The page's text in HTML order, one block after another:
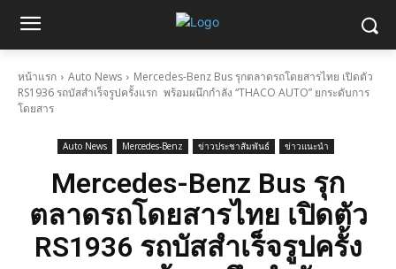
หน้าแรก Auto News
Mercedes-Benz Bus รุกตลาดรถโดยสารไทย เปิดตัว
RS1936 รถบัสสำเร็จรูปครั้งแรก พร้อมผนึกกำลัง “THACO AUTO” ยกระดับการ
โดยสาร
Auto News Mercedes-Benz ข่าวประชาสัมพันธ์ ข่าวแนะนำ
Mercedes-Benz Bus รุก
ตลาดรถโดยสารไทย เปิดตัว
RS1936 รถบัสสำเร็จรูปครั้ง